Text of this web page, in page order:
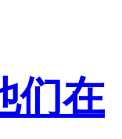
们在